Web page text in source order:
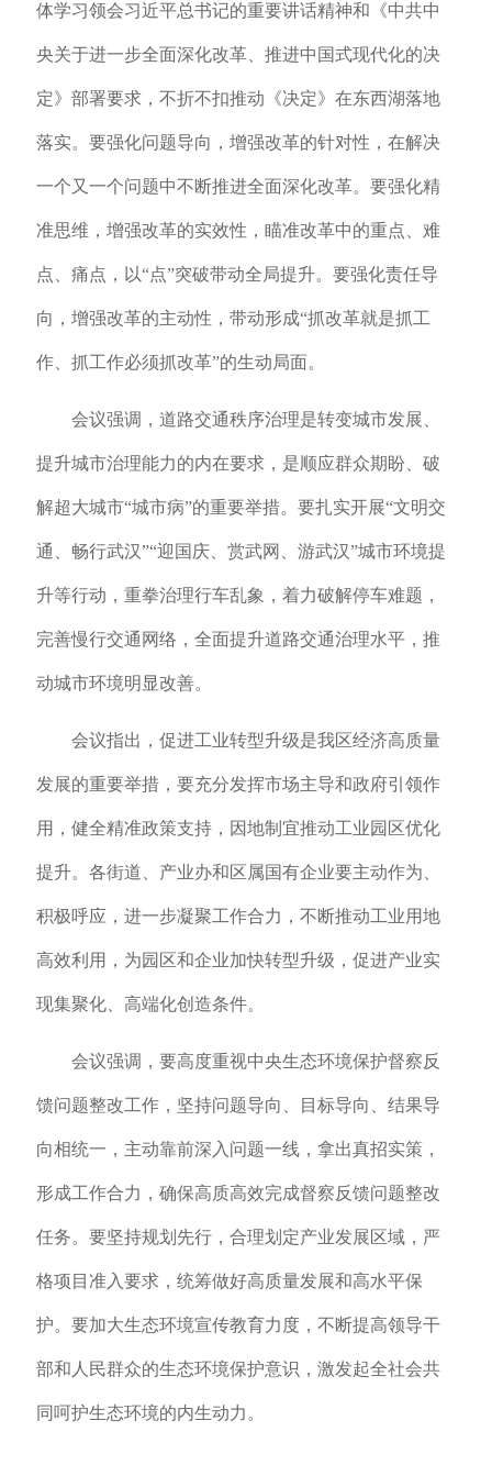
体学习领会习近平总书记的重要讲话精神和《中共中
央关于进一步全面深化改革、推进中国式现代化的决
定》部署要求，不折不扣推动《决定》在东西湖落地
落实。要强化问题导向，增强改革的针对性，在解决
一个又一个问题中不断推进全面深化改革。要强化精
准思维，增强改革的实效性，瞄准改革中的重点、难
点、痛点，以“点”突破带动全局提升。要强化责任导
向，增强改革的主动性，带动形成“抓改革就是抓工
作、抓工作必须抓改革”的生动局面。
会议强调，道路交通秩序治理是转变城市发展、
提升城市治理能力的内在要求，是顺应群众期盼、破
解超大城市“城市病”的重要举措。要扎实开展“文明交
通、畅行武汉”“迎国庆、赏武网、游武汉”城市环境提
升等行动，重拳治理行车乱象，着力破解停车难题，
完善慢行交通网络，全面提升道路交通治理水平，推
动城市环境明显改善。
会议指出，促进工业转型升级是我区经济高质量
发展的重要举措，要充分发挥市场主导和政府引领作
用，健全精准政策支持，因地制宜推动工业园区优化
提升。各街道、产业办和区属国有企业要主动作为、
积极呼应，进一步凝聚工作合力，不断推动工业用地
高效利用，为园区和企业加快转型升级，促进产业实
现集聚化、高端化创造条件。
会议强调，要高度重视中央生态环境保护督察反
馈问题整改工作，坚持问题导向、目标导向、结果导
向相统一，主动靠前深入问题一线，拿出真招实策，
形成工作合力，确保高质高效完成督察反馈问题整改
任务。要坚持规划先行，合理划定产业发展区域，严
格项目准入要求，统筹做好高质量发展和高水平保
护。要加大生态环境宣传教育力度，不断提高领导干
部和人民群众的生态环境保护意识，激发起全社会共
同呵护生态环境的内生动力。